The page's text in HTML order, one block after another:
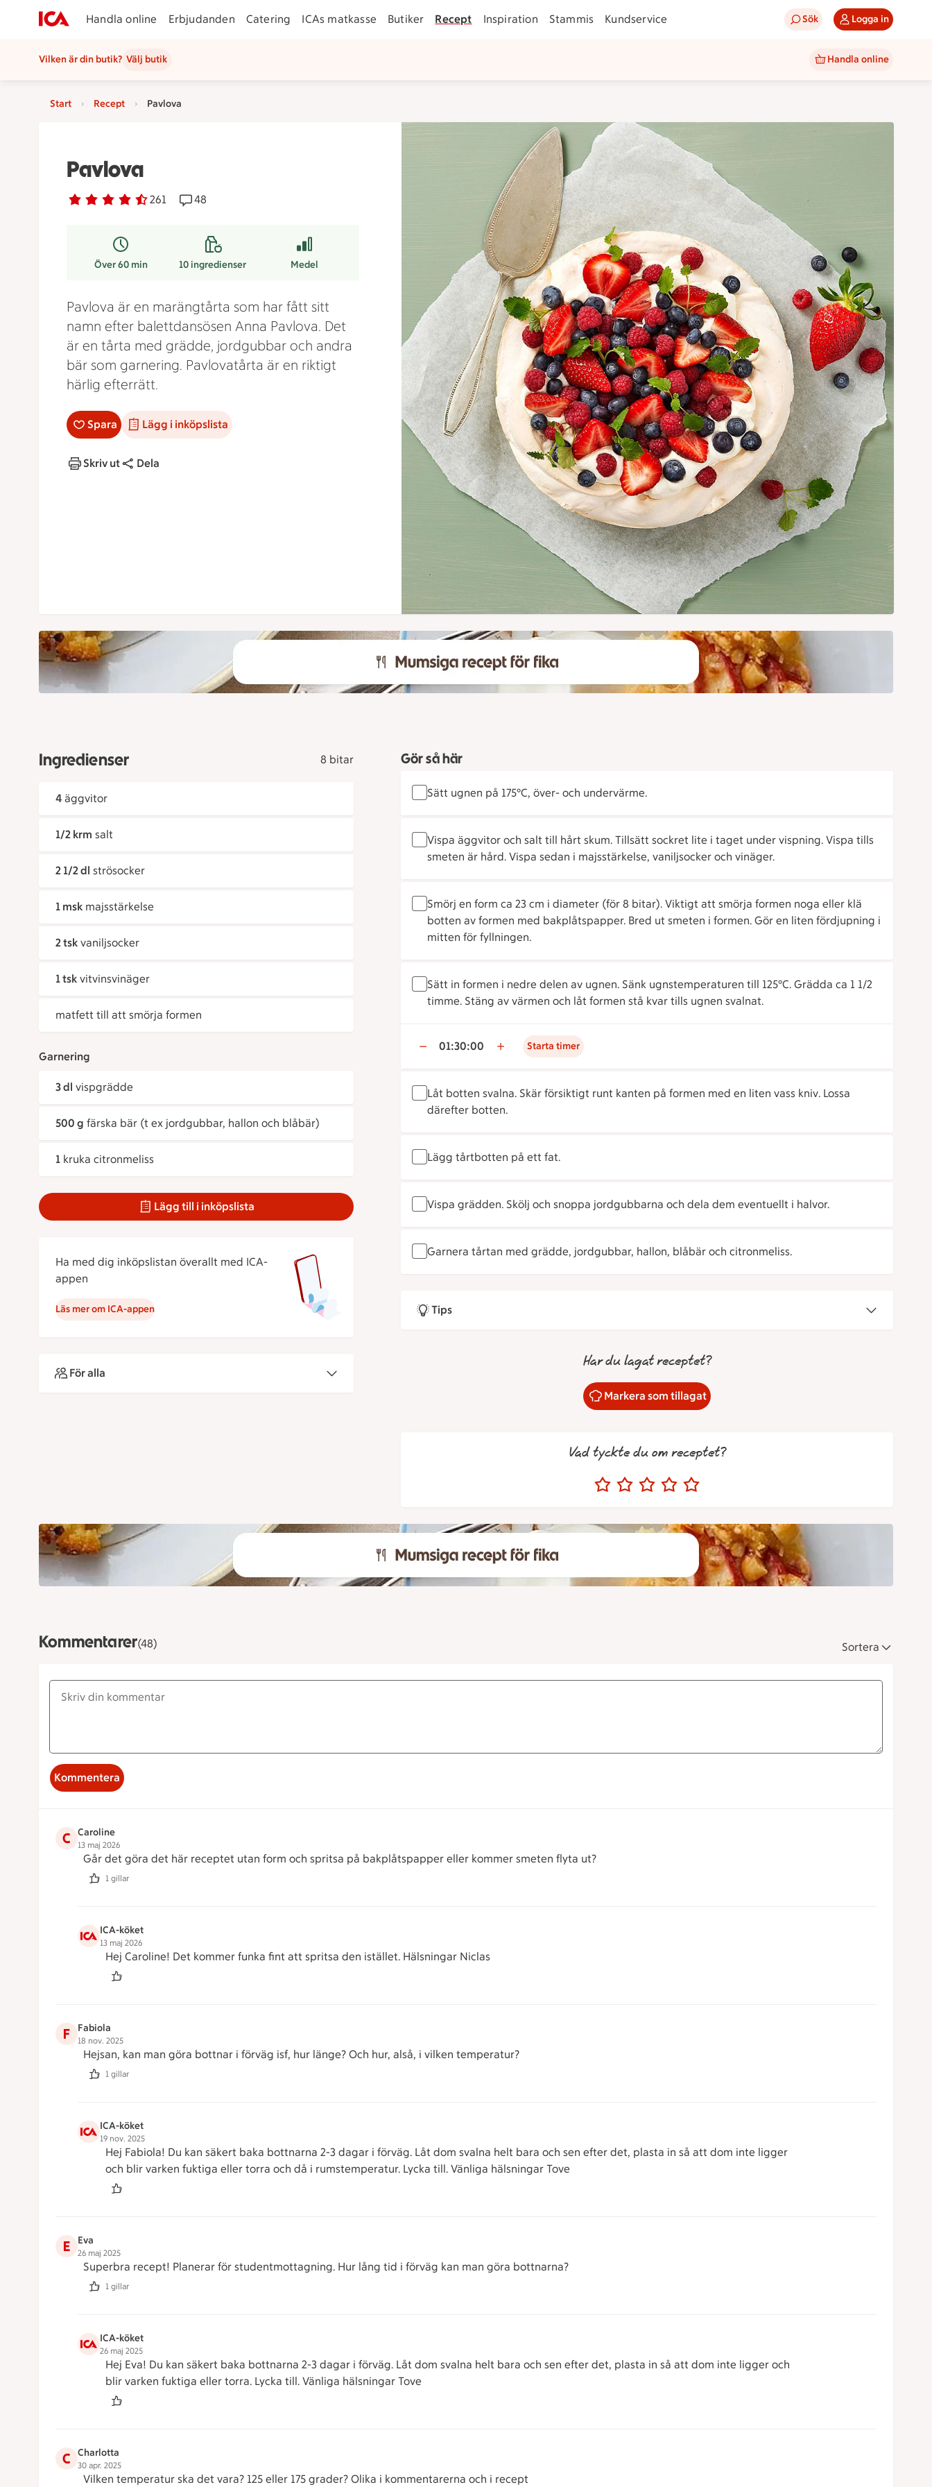
Handla online Erbjudanden Catering ICAs matkasse Butiker Recept Inspiration Stammis Kundservice Sök Logga in
Vilken är din butik? Välj butik Handla online
Start Recept Pavlova
Pavlova
Betyg 4.2 av 5. 261
261 personer har röstatReceptet har 48 kommentarer
48
Över 60 min 10ingredienser Medel
Pavlova är en marängtårta som har fått sitt
namn efter balettdansösen Anna Pavlova. Det
är en tårta med grädde, jordgubbar och andra
bär som garnering. Pavlovatårta är en riktigt
härlig efterrätt.
Spara Lägg i inköpslista
Skriv ut Dela
Ingredienser 8 bitar
4 äggvitor
1/2 krm salt
2 1/2 dl strösocker
1 msk majsstärkelse
2 tsk vaniljsocker
1 tsk vitvinsvinäger
matfett till att smörja formen
Garnering
3 dl vispgrädde
500 g färska bär (t ex jordgubbar, hallon och blåbär)
1 kruka citronmeliss
Lägg till i inköpslista
Ha med dig inköpslistan överallt med ICA-
appen
Läs mer om ICA-appen
För alla
Gör så här
Sätt ugnen på 175°C, över- och undervärme.
Vispa äggvitor och salt till hårt skum. Tillsätt sockret lite i taget under vispning. Vispa tills
smeten är hård. Vispa sedan i majsstärkelse, vaniljsocker och vinäger.
Smörj en form ca 23 cm i diameter (för 8 bitar). Viktigt att smörja formen noga eller klä
botten av formen med bakplåtspapper. Bred ut smeten i formen. Gör en liten fördjupning i
mitten för fyllningen.
Sätt in formen i nedre delen av ugnen. Sänk ugnstemperaturen till 125°C. Grädda ca 1 1/2
timme. Stäng av värmen och låt formen stå kvar tills ugnen svalnat.
01:30:00 Starta timer
Låt botten svalna. Skär försiktigt runt kanten på formen med en liten vass kniv. Lossa
därefter botten.
Lägg tårtbotten på ett fat.
Vispa grädden. Skölj och snoppa jordgubbarna och dela dem eventuellt i halvor.
Garnera tårtan med grädde, jordgubbar, hallon, blåbär och citronmeliss.
Tips
Har du lagat receptet?
Markera som tillagat
Vad tyckte du om receptet?
Kommentarer(48) Sortera
Kommentera
C Caroline
13 maj 2026
Går det göra det här receptet utan form och spritsa på bakplåtspapper eller kommer smeten flyta ut?
1 gillar
ICA-köket
13 maj 2026
Hej Caroline! Det kommer funka fint att spritsa den istället. Hälsningar Niclas
F Fabiola
18 nov. 2025
Hejsan, kan man göra bottnar i förväg isf, hur länge? Och hur, alså, i vilken temperatur?
1 gillar
ICA-köket
19 nov. 2025
Hej Fabiola! Du kan säkert baka bottnarna 2-3 dagar i förväg. Låt dom svalna helt bara och sen efter det, plasta in så att dom inte ligger
och blir varken fuktiga eller torra och då i rumstemperatur. Lycka till. Vänliga hälsningar Tove
E Eva
26 maj 2025
Superbra recept! Planerar för studentmottagning. Hur lång tid i förväg kan man göra bottnarna?
1 gillar
ICA-köket
26 maj 2025
Hej Eva! Du kan säkert baka bottnarna 2-3 dagar i förväg. Låt dom svalna helt bara och sen efter det, plasta in så att dom inte ligger och
blir varken fuktiga eller torra. Lycka till. Vänliga hälsningar Tove
C Charlotta
30 apr. 2025
Vilken temperatur ska det vara? 125 eller 175 grader? Olika i kommentarerna och i recept